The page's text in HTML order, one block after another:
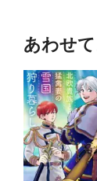
あわせ